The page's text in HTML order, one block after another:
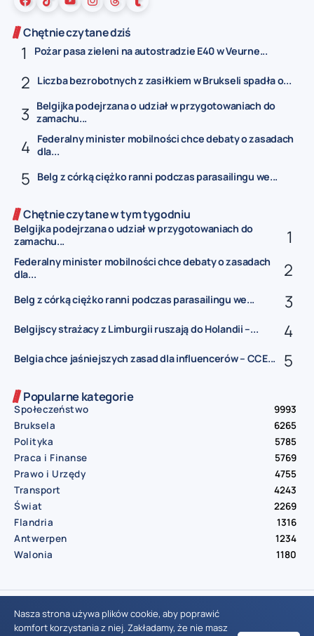
Chętnie czytane dziś
Pożar pasa zieleni na autostradzie E40 w Veurne...
Liczba bezrobotnych z zasiłkiem w Brukseli spadła o...
Belgijka podejrzana o udział w przygotowaniach do
zamachu...
Federalny minister mobilności chce debaty o zasadach
dla...
Belg z córką ciężko ranni podczas parasailingu we...
Chętnie czytane w tym tygodniu
Belgijka podejrzana o udział w przygotowaniach do
zamachu...
Federalny minister mobilności chce debaty o zasadach
dla...
Belg z córką ciężko ranni podczas parasailingu we...
Belgijscy strażacy z Limburgii ruszają do Holandii –...
Belgia chce jaśniejszych zasad dla influencerów – CCE...
Popularne kategorie
Społeczeństwo
9993
Bruksela
6265
Polityka
5785
Praca i Finanse
5769
Prawo i Urzędy
4755
Transport
4243
Świat
2269
Flandria
1316
Antwerpen
1234
Walonia
1180
© Aktualnosci.be – All Right Reserved 2016-2026
Nasza strona używa plików cookie, aby poprawić
komfort korzystania z niej. Zakładamy, że nie masz